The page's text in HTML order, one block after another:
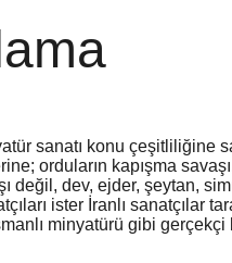
sanatı konu çeşitliliğine
orduların kapışma
değil, dev, ejder, şeytan,
ister İranlı sanatçılar
minyatürü gibi gerçekçi